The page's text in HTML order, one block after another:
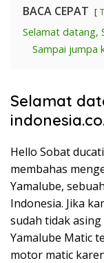
BACA CEPAT
Selamat datang,
Sampai jumpa
Selamat
Hello Sobat
membahas
Yamalube,
Indonesia. Jika
sudah tidak
Yamalube Matic
motor matic